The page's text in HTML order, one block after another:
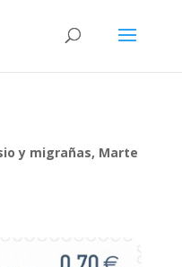
y migrañas, Marte